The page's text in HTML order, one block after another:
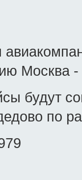
Москва
будут
по